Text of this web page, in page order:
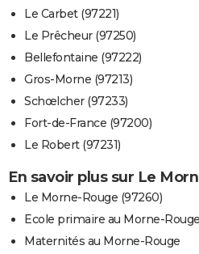
Le Carbet (97221)
Le Prêcheur (97250)
Bellefontaine (97222)
Gros-Morne (97213)
Schœlcher (97233)
Fort-de-France (97200)
Le Robert (97231)
En savoir plus sur Le
Le Morne-Rouge (97260)
Ecole primaire au Morne-Rouge
Maternités au Morne-Rouge